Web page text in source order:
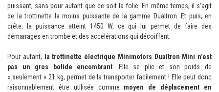
puissant, sans pour autant que ce soit la folie. En même temps, il s’agit
de la trottinette la moins puissante de la gamme Dualtron. Et puis, en
crête, la puissance atteint 1450 W, ce qui lui permet de faire des
démarrages en trombe et des accélérations qui décoiffent.
Pour autant, la trottinette électrique Minimotors Dualtron Mini n’est
pas un gros bolide encombrant . Elle se plie et son poids de
« seulement » 21 kg, permet de la transporter facilement ! Elle peut donc
raisonnablement être utilisée comme moyen de déplacement en